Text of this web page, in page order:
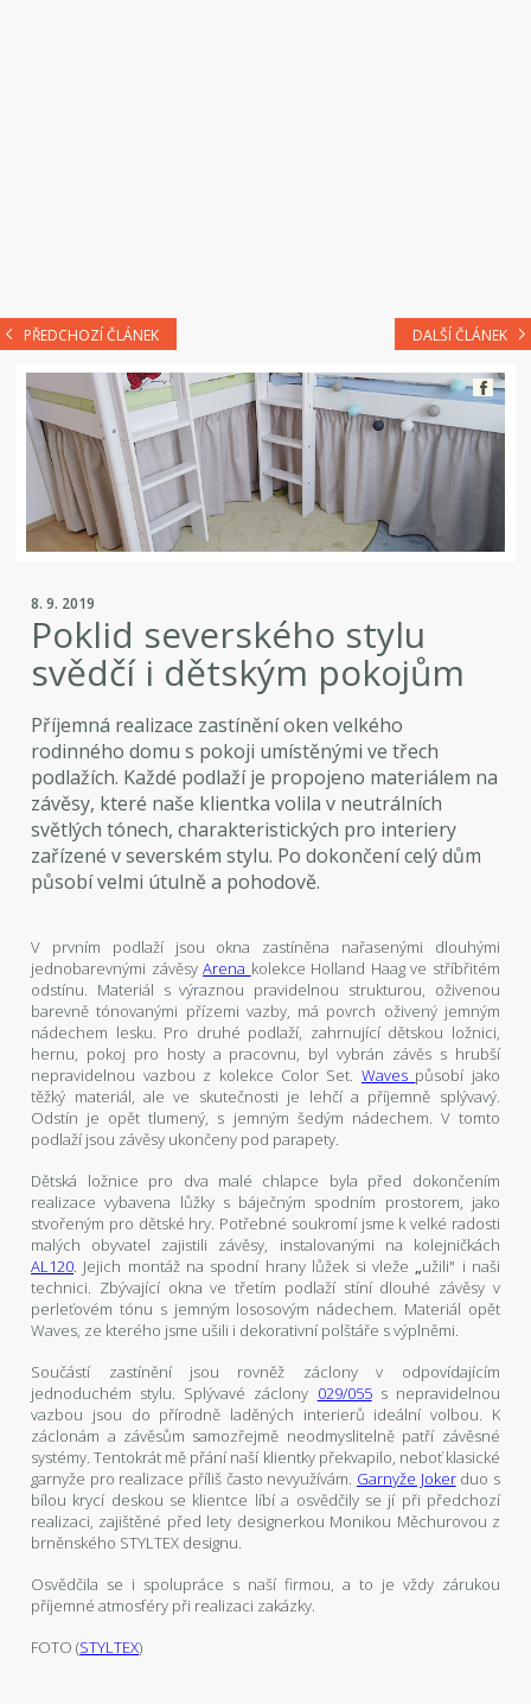
PŘEDCHOZÍ ČLÁNEK DALŠÍ ČLÁNEK
8. 9. 2019
Poklid severského stylu
svědčí i dětským pokojům
Příjemná realizace zastínění oken velkého
rodinného domu s pokoji umístěnými ve třech
podlažích. Každé podlaží je propojeno materiálem na
závěsy, které naše klientka volila v neutrálních
světlých tónech, charakteristických pro interiery
zařízené v severském stylu. Po dokončení celý dům
působí velmi útulně a pohodově.
V prvním podlaží jsou okna zastíněna nařasenými dlouhými
jednobarevnými závěsyArena kolekce Holland Haag ve stříbřitém
odstínu. Materiál s výraznou pravidelnou strukturou, oživenou
barevně tónovanými přízemi vazby, má povrch oživený jemným
nádechem lesku. Pro druhé podlaží, zahrnující dětskou ložnici,
hernu, pokoj pro hosty a pracovnu, byl vybrán závěs s hrubší
nepravidelnou vazbou z kolekce Color Set. Waves působí jako
těžký materiál, ale ve skutečnosti je lehčí a příjemně splývavý.
Odstín je opět tlumený, s jemným šedým nádechem. V tomto
podlaží jsou závěsy ukončeny pod parapety.
Dětská ložnice pro dva malé chlapce byla před dokončením
realizace vybavena lůžky s báječným spodním prostorem, jako
stvořeným pro dětské hry. Potřebné soukromí jsme k velké radosti
malých obyvatel zajistili závěsy, instalovanými na kolejničkách
AL120. Jejich montáž na spodní hrany lůžek si vleže „užili" i naši
technici. Zbývající okna ve třetím podlaží stíní dlouhé závěsy v
perleťovém tónu s jemným lososovým nádechem. Materiál opět
Waves, ze kterého jsme ušili i dekorativní polštáře s výplněmi.
Součástí zastínění jsou rovněž záclony v odpovídajícím
jednoduchém stylu. Splývavé záclony 029/055s nepravidelnou
vazbou jsou do přírodně laděných interierů ideální volbou. K
záclonám a závěsům samozřejmě neodmyslitelně patří závěsné
systémy. Tentokrát mě přání naší klientky překvapilo, neboť klasické
garnyže pro realizace příliš často nevyužívám. Garnyže Jokerduo s
bílou krycí deskou se klientce líbí a osvědčily se jí při předchozí
realizaci, zajištěné před lety designerkou Monikou Měchurovou z
brněnského STYLTEX designu.
Osvědčila se i spolupráce s naší firmou, a to je vždy zárukou
příjemné atmosféry při realizaci zakázky.
FOTO (STYLTEX)